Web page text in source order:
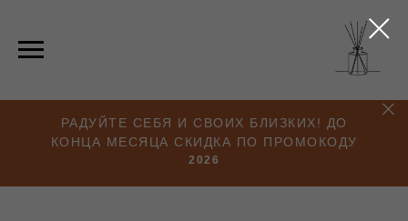
РАДУЙТЕ СЕБЯ И СВОИХ БЛИЗКИХ! ДО
КОНЦА МЕСЯЦА СКИДКА ПО ПРОМОКОДУ
2026